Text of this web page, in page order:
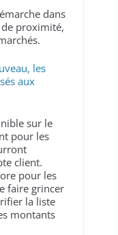
dans
proximité,
les
aux
sur le
pour les
client.
pour les
faire grincer
la liste
montants